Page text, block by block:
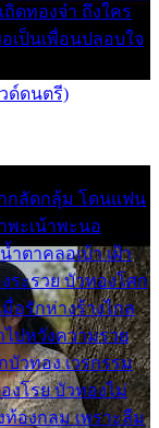
ถิดทองจ๋า ถึงใคร
เป็นเพื่อนปลอบใจ
ด์ดนตรี)
กลัดกลุ้ม โดนแฟน
พะเน้าพะนอ
ำตาคลอเบ้า เฝ้า
ะรวย บัวทองโศก
มื่อรักห่างร้างไกล
ปหวังความรวย
บัวทอง เวรกรรม
งโรย บัวทองไม่
องกลม เพราะลืม